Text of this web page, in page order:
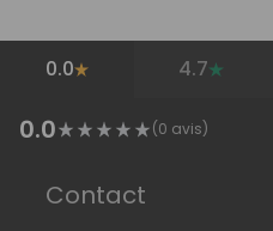
0.0 4.7
0.0 (0 avis)
Contact